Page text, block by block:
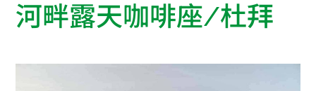
河畔露天咖啡座/杜拜